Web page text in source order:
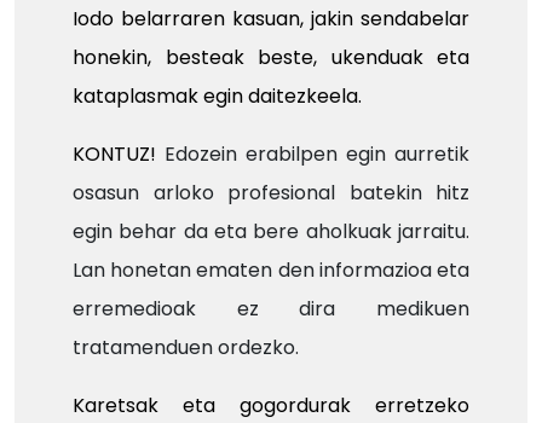
Iodo belarraren kasuan, jakin sendabelar
honekin, besteak beste, ukenduak eta
kataplasmak egin daitezkeela.
KONTUZ! Edozein erabilpen egin aurretik
osasun arloko profesional batekin hitz
egin behar da eta bere aholkuak jarraitu.
Lan honetan ematen den informazioa eta
erremedioak ez dira medikuen
tratamenduen ordezko.
Karetsak eta gogordurak erretzeko